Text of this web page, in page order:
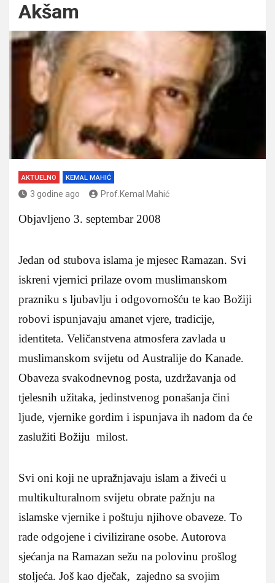
Akšam
AKTUELNO KEMAL MAHIĆ
3 godine ago Prof.Kemal Mahić
Objavljeno 3. septembar 2008
Jedan od stubova islama je mjesec Ramazan. Svi
iskreni vjernici prilaze ovom muslimanskom
prazniku s ljubavlju i odgovornošću te kao Božiji
robovi ispunjavaju amanet vjere, tradicije,
identiteta. Veličanstvena atmosfera zavlada u
muslimanskom svijetu od Australije do Kanade.
Obaveza svakodnevnog posta, uzdržavanja od
tjelesnih užitaka, jedinstvenog ponašanja čini
ljude, vjernike gordim i ispunjava ih nadom da će
zaslužiti Božiju milost.
Svi oni koji ne upražnjavaju islam a živeći u
multikulturalnom svijetu obrate pažnju na
islamske vjernike i poštuju njihove obaveze. To
rade odgojene i civilizirane osobe. Autorova
sjećanja na Ramazan sežu na polovinu prošlog
stoljeća. Još kao dječak, zajedno sa svojim